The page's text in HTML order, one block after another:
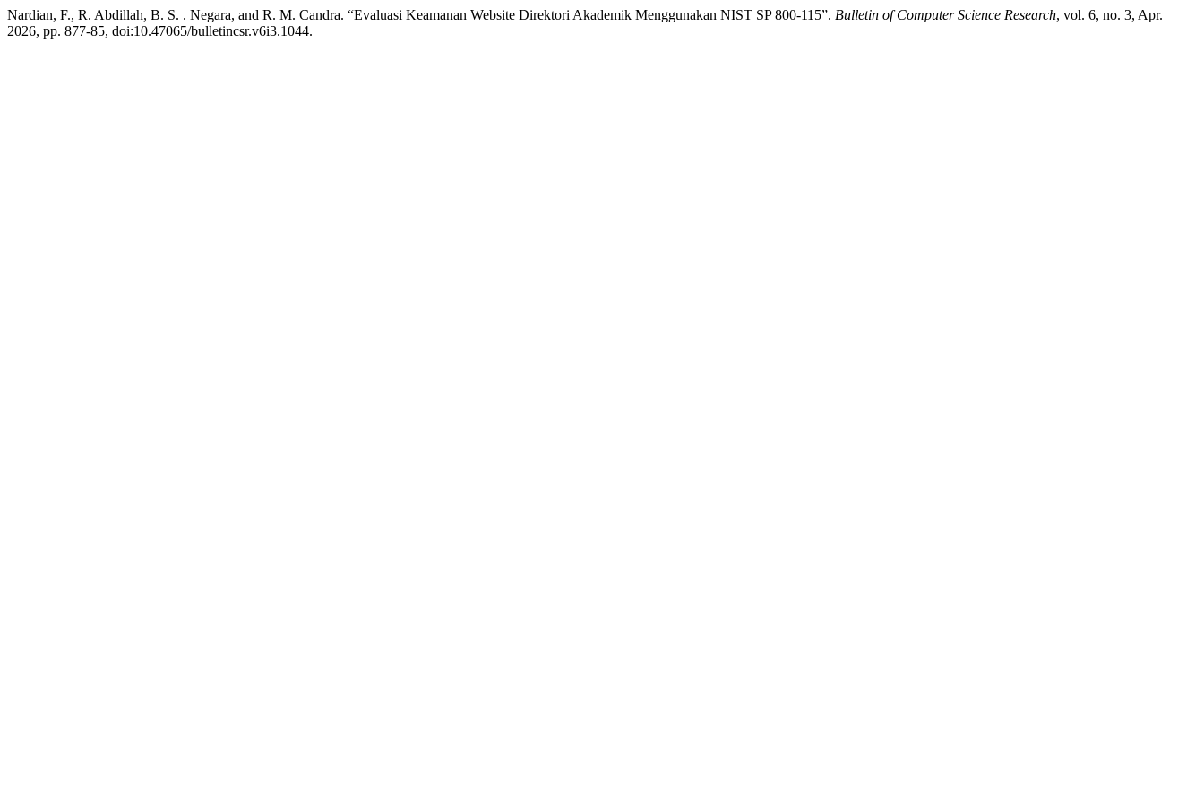
Nardian, F., R. Abdillah, B. S. . Negara, and R. M. Candra. “Evaluasi Keamanan Website Direktori Akademik Menggunakan NIST SP 800-115”. Bulletin of Computer Science Research, vol. 6, no. 3, Apr.
2026, pp. 877-85, doi:10.47065/bulletincsr.v6i3.1044.